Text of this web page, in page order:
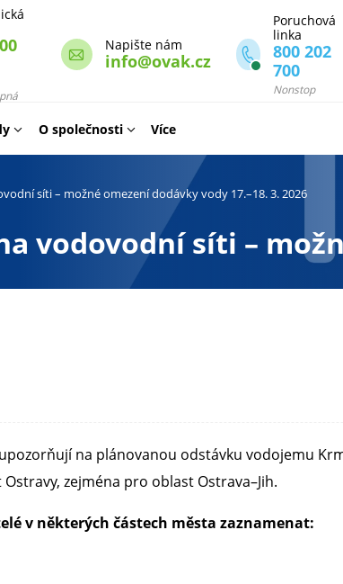
Napište nám
info@ovak.cz
Poruchová
linka
800 202
700
Nonstop
O společnosti Více
síti – možné omezení dodávky vody 17.–18. 3. 2026
vodovodní síti –
na plánovanou odstávku vodojemu
zejména pro oblast Ostrava–Jih.
v některých částech města zaznamenat: